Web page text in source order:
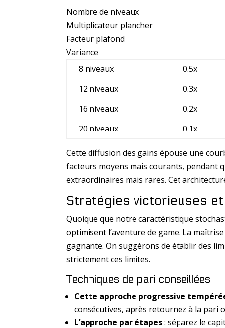
Nombre de niveaux
Multiplicateur plancher
Facteur plafond
Variance
8 niveaux
0.5x
12 niveaux
0.3x
16 niveaux
0.2x
20 niveaux
0.1x
Cette diffusion des gains épouse une
facteurs moyens mais courants, pendant
extraordinaires mais rares. Cet
Stratégies victorieuses
Quoique que notre caractéristique
optimisent l’aventure de game. La
gagnante. On suggérons de établir des
strictement ces limites.
Techniques de pari conseillées
Cette approche progressive
consécutives, après retournez à la pari
L’approche par étapes: séparez le